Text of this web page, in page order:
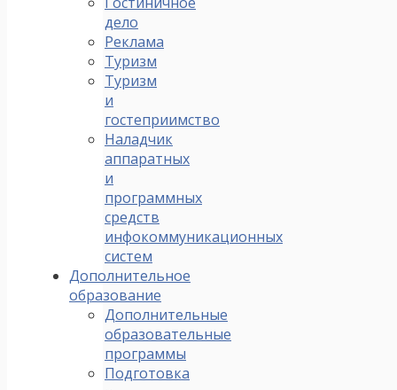
дело
Реклама
Туризм
Туризм
и
гостеприимство
Наладчик
аппаратных
и
программных
средств
инфокоммуникационных
систем
Дополнительное
образование
Дополнительные
образовательные
программы
Подготовка